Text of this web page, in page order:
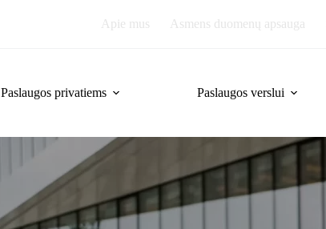
Apie mus Asmens duomenų apsauga
Paslaugos privatiems Paslaugos verslui